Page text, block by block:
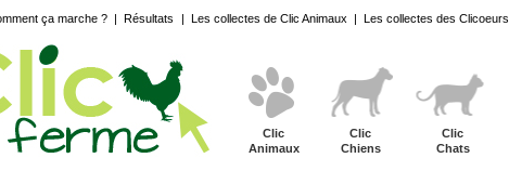
ça marche ? | Résultats | Les collectes de Clic Animaux | Les collectes des Clicoeurs
Clic
Animaux
Clic
Chiens
Clic
Chats